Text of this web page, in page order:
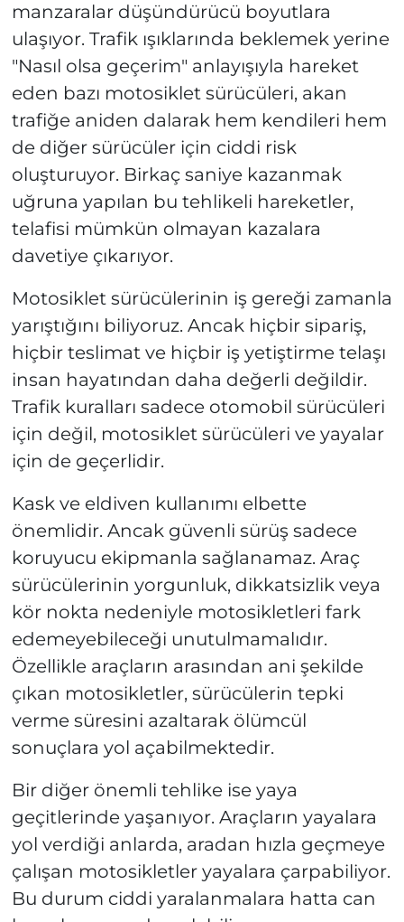
manzaralar düşündürücü boyutlara
ulaşıyor. Trafik ışıklarında beklemek yerine
"Nasıl olsa geçerim" anlayışıyla hareket
eden bazı motosiklet sürücüleri, akan
trafiğe aniden dalarak hem kendileri hem
de diğer sürücüler için ciddi risk
oluşturuyor. Birkaç saniye kazanmak
uğruna yapılan bu tehlikeli hareketler,
telafisi mümkün olmayan kazalara
davetiye çıkarıyor.
Motosiklet sürücülerinin iş gereği zamanla
yarıştığını biliyoruz. Ancak hiçbir sipariş,
hiçbir teslimat ve hiçbir iş yetiştirme telaşı
insan hayatından daha değerli değildir.
Trafik kuralları sadece otomobil sürücüleri
için değil, motosiklet sürücüleri ve yayalar
için de geçerlidir.
Kask ve eldiven kullanımı elbette
önemlidir. Ancak güvenli sürüş sadece
koruyucu ekipmanla sağlanamaz. Araç
sürücülerinin yorgunluk, dikkatsizlik veya
kör nokta nedeniyle motosikletleri fark
edemeyebileceği unutulmamalıdır.
Özellikle araçların arasından ani şekilde
çıkan motosikletler, sürücülerin tepki
verme süresini azaltarak ölümcül
sonuçlara yol açabilmektedir.
Bir diğer önemli tehlike ise yaya
geçitlerinde yaşanıyor. Araçların yayalara
yol verdiği anlarda, aradan hızla geçmeye
çalışan motosikletler yayalara çarpabiliyor.
Bu durum ciddi yaralanmalara hatta can